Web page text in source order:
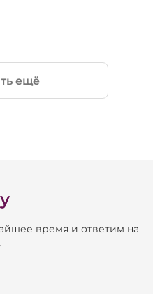
ещё
время и ответим на